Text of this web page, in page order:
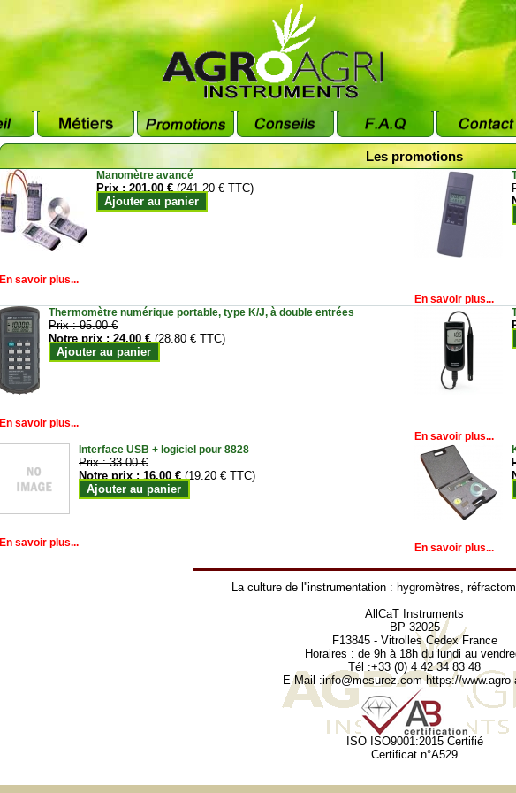
Les promotions
Manomètre avancé
Prix :201.00 € (241.20 € TTC)
Ajouter au panier
En savoir plus...
En savoir plus...
Thermomètre numérique portable, type K/J, à double entrées
Prix :95.00 €
Notre prix :24.00 € (28.80 € TTC)
Ajouter au panier
En savoir plus...
En savoir plus...
Interface USB + logiciel pour 8828
Prix :33.00 €
Notre prix :16.00 € (19.20 € TTC)
Ajouter au panier
En savoir plus... En savoir plus...
La culture de l''instrumentation : hygromètres,
AllCaT Instruments
BP 32025
F13845 - Vitrolles Cedex France
Horaires : de 9h à 18h du lundi au
Tél :+33 (0) 4 42 34 83 48
E-Mail :info@mesurez.com https://
ISO ISO9001:2015 Certifié
Certificat n°A529